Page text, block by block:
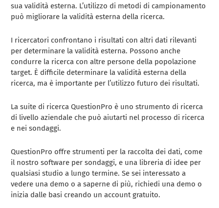
sua validità esterna. L’utilizzo di metodi di campionamento
può migliorare la validità esterna della ricerca.
I ricercatori confrontano i risultati con altri dati rilevanti
per determinare la validità esterna. Possono anche
condurre la ricerca con altre persone della popolazione
target. È difficile determinare la validità esterna della
ricerca, ma è importante per l’utilizzo futuro dei risultati.
La suite di ricerca QuestionPro è uno strumento di ricerca
di livello aziendale che può aiutarti nel processo di ricerca
e nei sondaggi.
QuestionPro offre strumenti per la raccolta dei dati, come
il nostro software per sondaggi, e una libreria di idee per
qualsiasi studio a lungo termine. Se sei interessato a
vedere una demo o a saperne di più, richiedi una demo o
inizia dalle basi creando un account gratuito.